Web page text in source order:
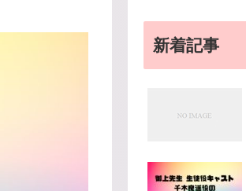
新着記事